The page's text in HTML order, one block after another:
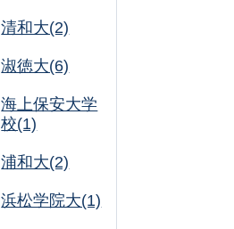
清和大(2)
淑徳大(6)
海上保安大学
校(1)
浦和大(2)
浜松学院大(1)